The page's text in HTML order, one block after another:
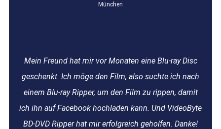
München
Mein Freund hat mir vor Monaten eine Blu-ray Disc
geschenkt. Ich möge den Film, also suchte ich nach
einem Blu-ray Ripper, um den Film zu rippen, damit
ich ihn auf Facebook hochladen kann. Und VideoByte
BD-DVD Ripper hat mir erfolgreich geholfen. Danke!